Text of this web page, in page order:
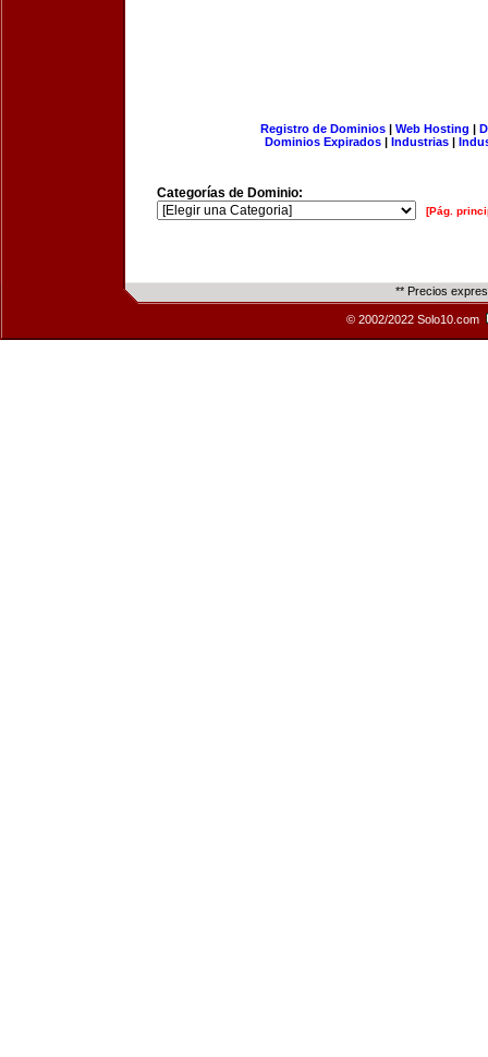
Registro de Dominios| Web Hosting |
Dominios Expirados | Industrias |
Categorías de Dominio:
[Pág.
** Precios
© 2002/2022 Solo10.com